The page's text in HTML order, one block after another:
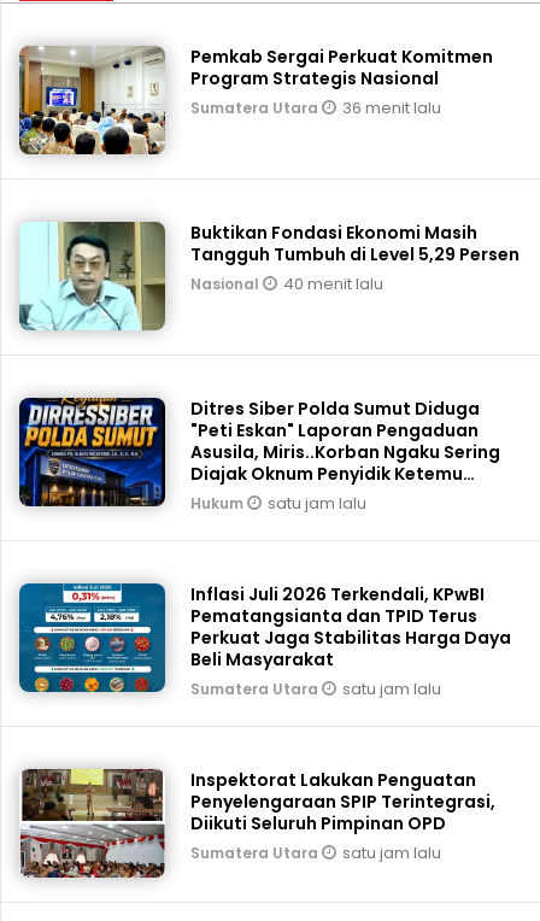
Pemkab Sergai Perkuat Komitmen
Program Strategis Nasional
Sumatera Utara 36 menit lalu
Buktikan Fondasi Ekonomi Masih
Tangguh Tumbuh di Level 5,29 Persen
Nasional 40 menit lalu
Ditres Siber Polda Sumut Diduga
"Peti Eskan" Laporan Pengaduan
Asusila, Miris..Korban Ngaku Sering
Diajak Oknum Penyidik Ketemu
Tengah Malam
Hukum satu jam lalu
Inflasi Juli 2026 Terkendali, KPwBI
Pematangsianta dan TPID Terus
Perkuat Jaga Stabilitas Harga Daya
Beli Masyarakat
Sumatera Utara satu jam lalu
Inspektorat Lakukan Penguatan
Penyelengaraan SPIP Terintegrasi,
Diikuti Seluruh Pimpinan OPD
Sumatera Utara satu jam lalu